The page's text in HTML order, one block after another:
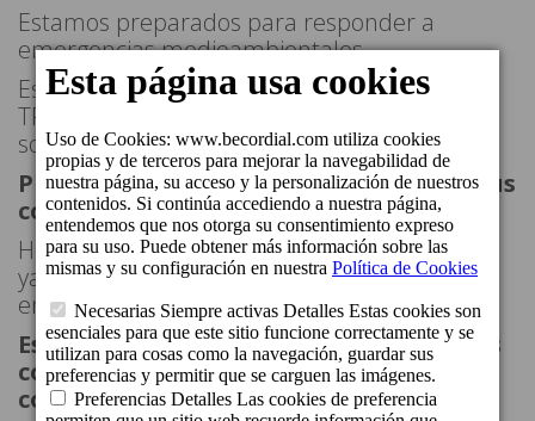
Estamos preparados para responder a
emergencias medioambientales
Estamos auditados y certificados con
TRAVELIFE y BIOSPHERE en gestión de la
sostenibilidad
Protegimos la historia de Canarias y sus
costumbres:
Hemos realizado el acondicionamiento del
yacimiento arqueológico de LAS CRUCECITAS
en el Valle de Mogán
Estamos sinceramente comprometidos
con la responsabilidad social
corporativa: